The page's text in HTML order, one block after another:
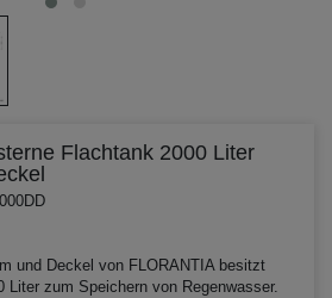
Flachtank 2000 Liter
und Deckel von FLORANTIA besitzt
Liter zum Speichern von Regenwasser.